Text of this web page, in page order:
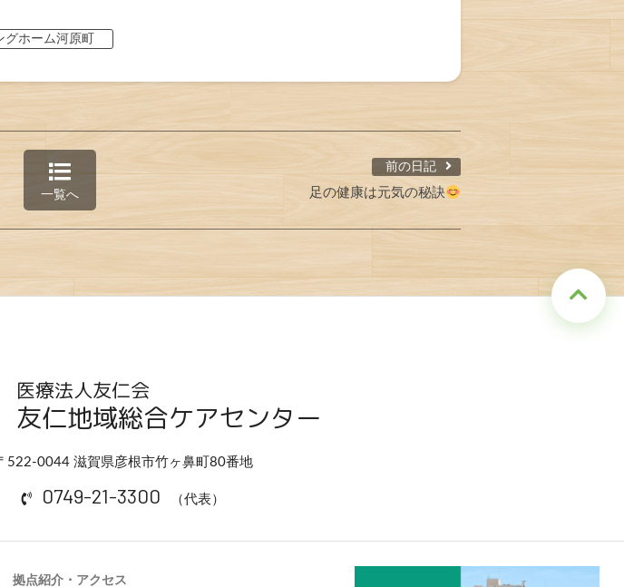
ホーム河原町
一覧へ
前の日記
足の健康は元気の秘訣
医療法人友仁会
友仁地域総合ケアセンター
522-0044 滋賀県彦根市竹ヶ鼻町80番地
0749-21-3300 （代表）
拠点紹介・アクセス